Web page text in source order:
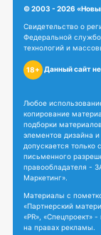
© 2003 - 2026
Свидетельство о
Федеральной
технологий и
18+ Данный сайт
Любое
копирование
подборки
элементов дизайна
допускается только с
письменного
правообладателя -
Маркетинг».
Материалы с
«Партнерский
«PR», «Спецпроект»
на правах рекламы.